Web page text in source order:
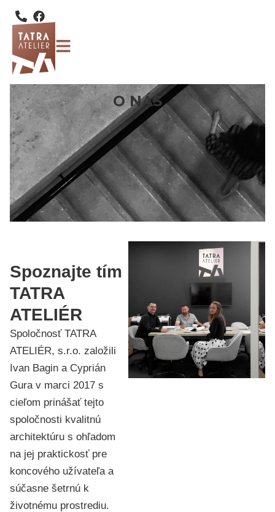
O NÁS
Spoznajte tím
TATRA
ATELIÉR
Spoločnosť TATRA
ATELIÉR, s.r.o. založili
Ivan Bagin a Cyprián
Gura v marci 2017 s
cieľom prinášať tejto
spoločnosti kvalitnú
architektúru s ohľadom
na jej praktickosť pre
koncového užívateľa a
súčasne šetrnú k
životnému prostrediu.